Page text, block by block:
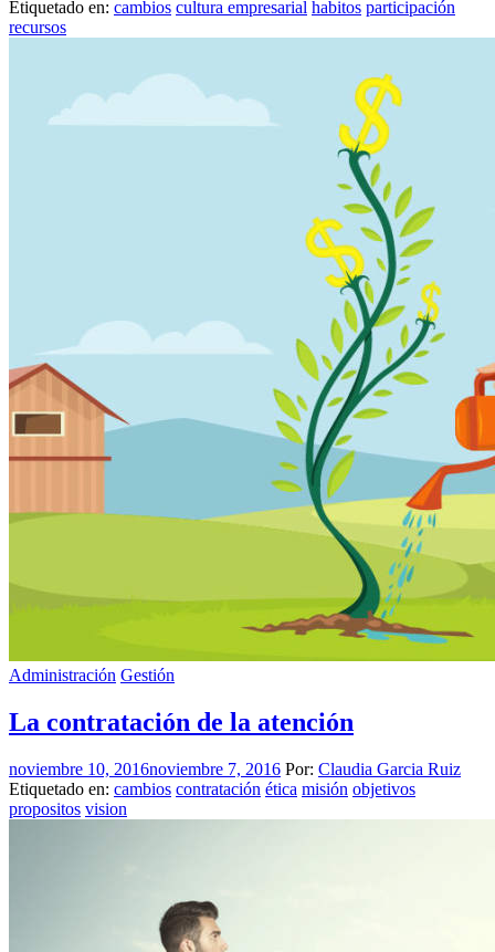
Etiquetado en: cambios cultura empresarial habitos participación
recursos
Administración Gestión
La contratación de la atención
noviembre 10, 2016noviembre 7, 2016 Por: Claudia Garcia Ruiz
Etiquetado en: cambios contratación ética misión objetivos
propositos vision